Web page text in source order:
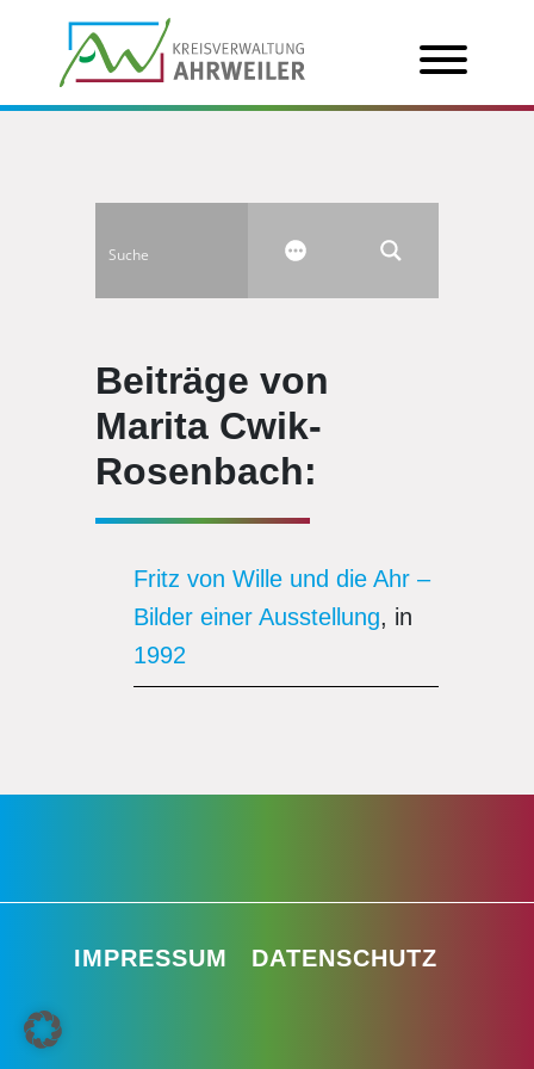
Beiträge von
Marita Cwik-
Rosenbach:
Fritz von Wille und die Ahr –
Bilder einer Ausstellung, in
1992
IMPRESSUM DATENSCHUTZ